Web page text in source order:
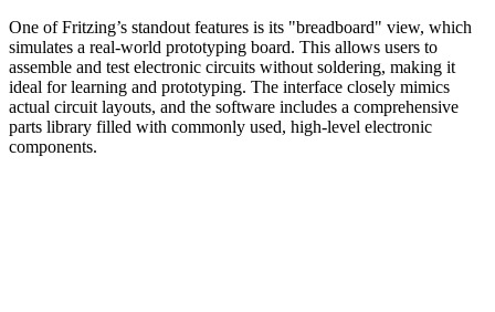
One of Fritzing’s standout features is its "breadboard" view, which
simulates a real-world prototyping board. This allows users to
assemble and test electronic circuits without soldering, making it
ideal for learning and prototyping. The interface closely mimics
actual circuit layouts, and the software includes a comprehensive
parts library filled with commonly used, high-level electronic
components.